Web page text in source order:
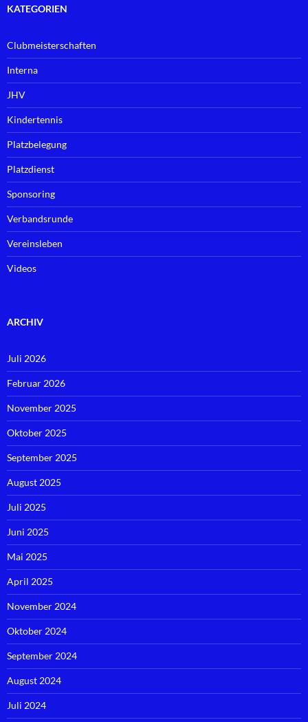
KATEGORIEN
Clubmeisterschaften
Interna
JHV
Kindertennis
Platzbelegung
Platzdienst
Sponsoring
Verbandsrunde
Vereinsleben
Videos
ARCHIV
Juli 2026
Februar 2026
November 2025
Oktober 2025
September 2025
August 2025
Juli 2025
Juni 2025
Mai 2025
April 2025
November 2024
Oktober 2024
September 2024
August 2024
Juli 2024